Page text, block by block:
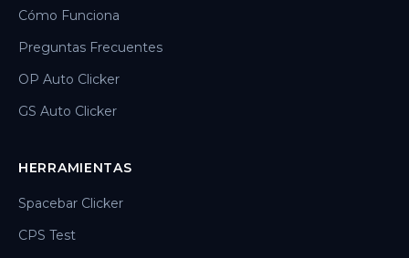
Cómo Funciona
Preguntas Frecuentes
OP Auto Clicker
GS Auto Clicker
HERRAMIENTAS
Spacebar Clicker
CPS Test